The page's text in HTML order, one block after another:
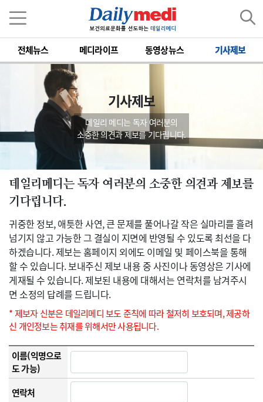
전체뉴스 메디라이프 동영상뉴스 기사제보
기사제보
데일리 메디는 독자 여러분의
소중한 의견과 제보를 기다립니다.
데일리메디는 독자 여러분의 소중한 의견과 제보를
기다립니다.
귀중한 정보, 애틋한 사연, 큰 문제를 풀어나갈 작은 실마리를 흘려
넘기지 않고 가능한 그 결실이 지면에 반영될 수 있도록 최선을 다
하겠습니다. 제보는 홈페이지 외에도 이메일 및 페이스북을 통해
할 수 있습니다. 보내주신 제보 내용 중 사진이나 동영상은 기사에
게재될 수 있습니다. 제보된 내용에 대해서는 연락처를 남겨주시
면 소정의 답례를 드립니다.
* 제보자 신분은 데일리메디 보도 준칙에 따라 철저히 보호되며, 제공하
신 개인정보는 취재를 위해서만 사용됩니다.
이름(익명으로
도 가능)
연락처